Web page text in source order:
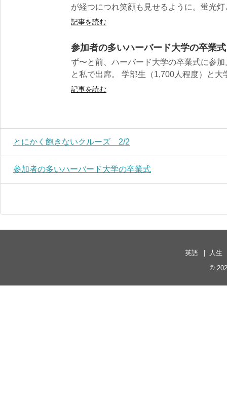
が経つにつれ笑顔も見せるように。蛍光灯
記事を読む
参加者の多いハーバード大学の卒業式
ず〜と前、ハーバード大学の卒業式に参
と私で出席。 学部生（1,700人程度）と大
記事を読む
とにかく飽きないクルーズ 2/2
参加者の多いハーバード大学の卒業式
英語
人生
©